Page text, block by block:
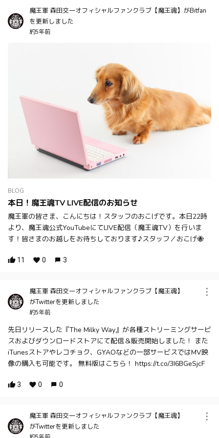
魔王軍 森田交一オフィシャルファンクラブ【魔王魂】がBitfan
を更新しました
約5年前
BLOG
本日！魔王魂TV LIVE配信のお知らせ
魔王軍の皆さま、こんにちは！スタッフのおこげです。本日22時
より、魔王魂公式YouTubeにてLIVE配信（魔王魂TV）を行いま
す！皆さまのお越しをお待ちしております♪スタッフ／おこげ🐝
11 0 3
魔王軍 森田交一オフィシャルファンクラブ【魔王魂】
がTwitterを更新しました
約5年前
先日リリースした『The Milky Way』が各種ストリーミングサービ
スおよびダウンロードストアにて配信＆販売開始しました！ また
iTunesストアやレコチョク、GYAOなどの一部サービスではMV映
像の購入も可能です。 無料版はこちら！ https://t.co/3I6BGeSjcF
3 0 0
魔王軍 森田交一オフィシャルファンクラブ【魔王魂】
がTwitterを更新しました